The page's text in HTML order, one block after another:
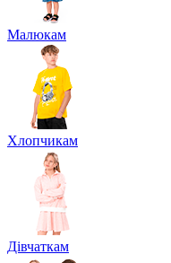
Малюкам
Хлопчикам
Дівчаткам